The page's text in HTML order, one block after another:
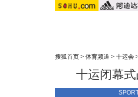
搜狐首页 > 体育频道 > 十运会
十运闭幕